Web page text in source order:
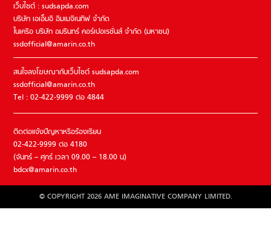
เว็บไซต์ : sudsapda.com
บริษัท เอเอ็มอี อิมเมจิเนทีฟ จำกัด
ในเครือ บริษัท อมรินทร์ คอร์เปอเรชั่นส์ จำกัด (มหาชน)
ssdofficial@amarin.co.th
สนใจลงโฆษณากับเว็บไซต์ sudsapda.com
ssdofficial@amarin.co.th
Tel : 02-422-9999 ต่อ 4844
ติดต่อแจ้งปัญหาหรือร้องเรียน
02-422-9999 ต่อ 4180
(จันทร์ – ศุกร์ เวลา 09.00 – 18.00 น)
bdcx@amarin.co.th
© COPYRIGHT 2026 AME IMAGINATIVE COMPANY LIMITED.